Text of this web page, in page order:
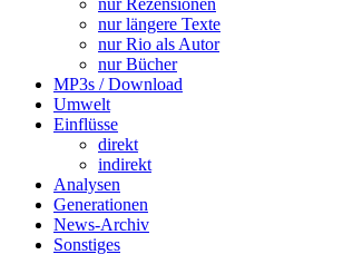
nur Rezensionen
nur längere Texte
nur Rio als Autor
nur Bücher
MP3s / Download
Umwelt
Einflüsse
direkt
indirekt
Analysen
Generationen
News-Archiv
Sonstiges